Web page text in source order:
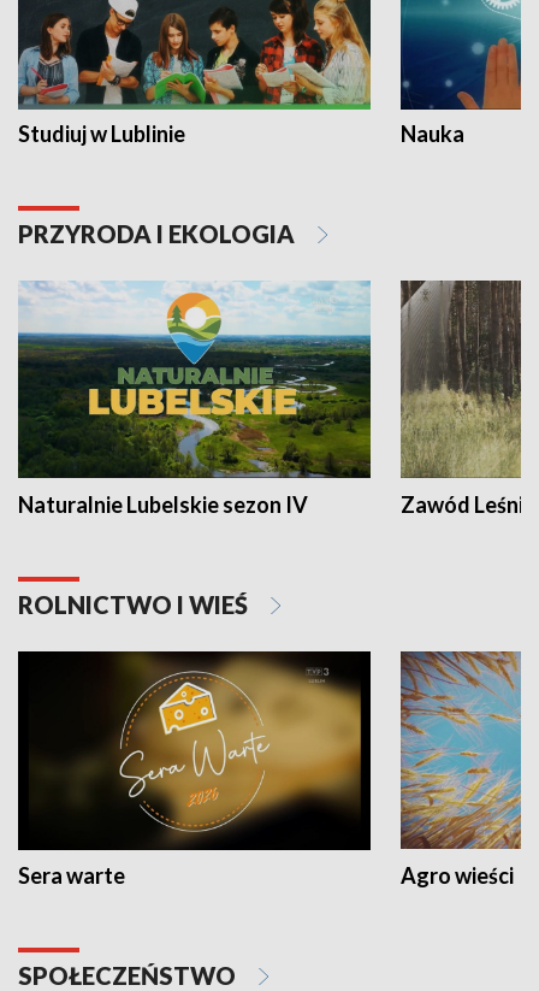
Studiuj w Lublinie Nauka
PRZYRODA I EKOLOGIA
Naturalnie Lubelskie sezon IV Zawód Leśnik
ROLNICTWO I WIEŚ
Sera warte Agro wieści
SPOŁECZEŃSTWO